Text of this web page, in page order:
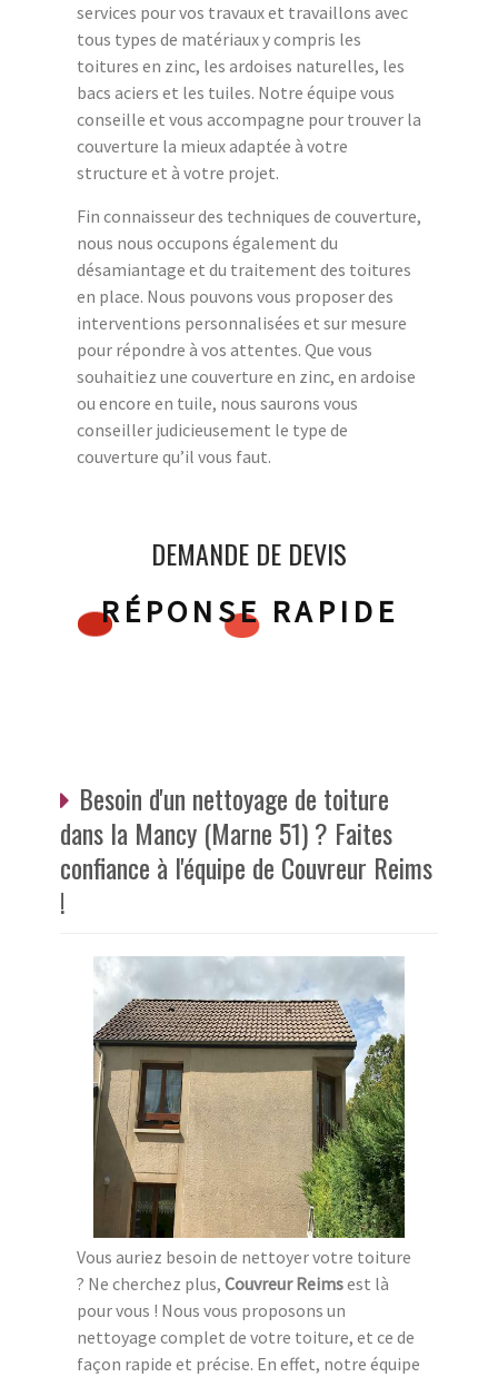
services pour vos travaux et travaillons avec
tous types de matériaux y compris les
toitures en zinc, les ardoises naturelles, les
bacs aciers et les tuiles. Notre équipe vous
conseille et vous accompagne pour trouver la
couverture la mieux adaptée à votre
structure et à votre projet.
Fin connaisseur des techniques de couverture,
nous nous occupons également du
désamiantage et du traitement des toitures
en place. Nous pouvons vous proposer des
interventions personnalisées et sur mesure
pour répondre à vos attentes. Que vous
souhaitiez une couverture en zinc, en ardoise
ou encore en tuile, nous saurons vous
conseiller judicieusement le type de
couverture qu’il vous faut.
DEMANDE DE DEVIS
RÉPONSE RAPIDE
Besoin d'un nettoyage de toiture
dans la Mancy (Marne 51) ? Faites
confiance à l'équipe de Couvreur Reims
!
Vous auriez besoin de nettoyer votre toiture
? Ne cherchez plus, Couvreur Reimsest là
pour vous ! Nous vous proposons un
nettoyage complet de votre toiture, et ce de
façon rapide et précise. En effet, notre équipe